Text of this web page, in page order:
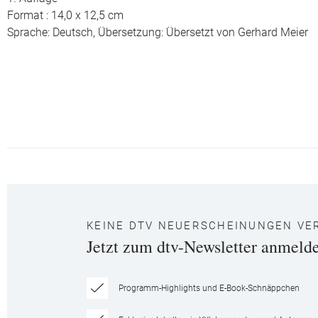
Format : 14,0 x 12,5 cm
Sprache: Deutsch, Übersetzung: Übersetzt von Gerhard Meier
KEINE DTV NEUERSCHEINUNGEN
Jetzt zum dtv-Newsletter
Programm-Highlights und E-Book-Schnäppchen